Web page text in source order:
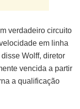
verdadeiro circuito
em linha
Wolff, diretor
vencida a partir
a qualificação